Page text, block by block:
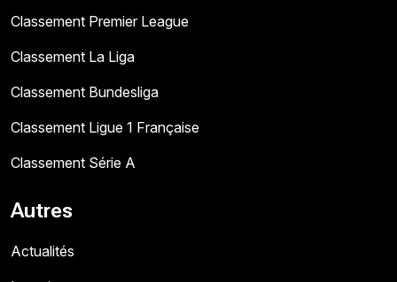
Classement Premier League
Classement La Liga
Classement Bundesliga
Classement Ligue 1 Française
Classement Série A
Autres
Actualités